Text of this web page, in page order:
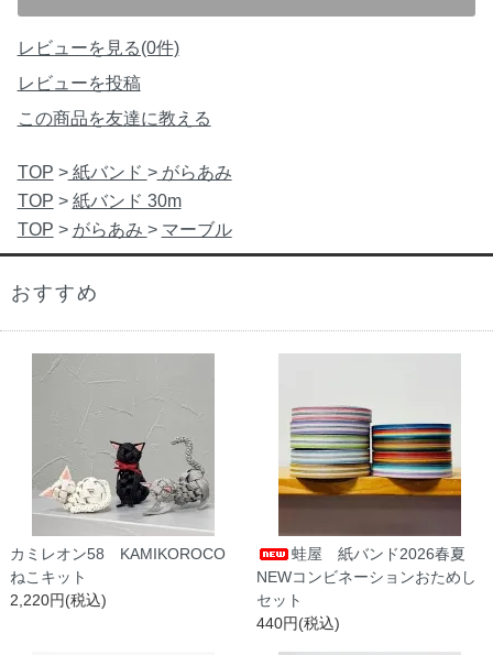
レビューを見る(0件)
レビューを投稿
この商品を友達に教える
TOP >紙バンド >がらあみ
TOP > 紙バンド 30m
TOP > がらあみ > マーブル
おすすめ
カミレオン58 KAMIKOROCO
ねこキット
2,220円(税込)
蛙屋 紙バンド2026春夏
NEWコンビネーションおためし
セット
440円(税込)